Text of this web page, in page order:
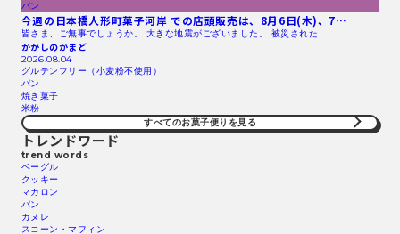
パン
今週の日本橋人形町菓子河岸 での店頭販売は、8月6日(木)、7…
皆さま、ご無事でしょうか。 大きな地震がございました。 被災された…
かかしのかまど
2026.08.04
グルテンフリー（小麦粉不使用）
パン
焼き菓子
米粉
すべてのお菓子便りを見る
トレンドワード
trend words
ベーグル
クッキー
マカロン
パン
カヌレ
スコーン・マフィン